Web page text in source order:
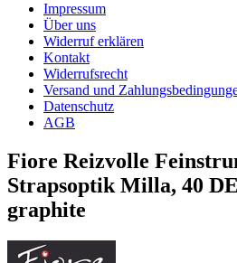
Impressum
Über uns
Widerruf erklären
Kontakt
Widerrufsrecht
Versand und
Datenschutz
AGB
Fiore Reizvolle
Strapsoptik Milla, 40
graphite